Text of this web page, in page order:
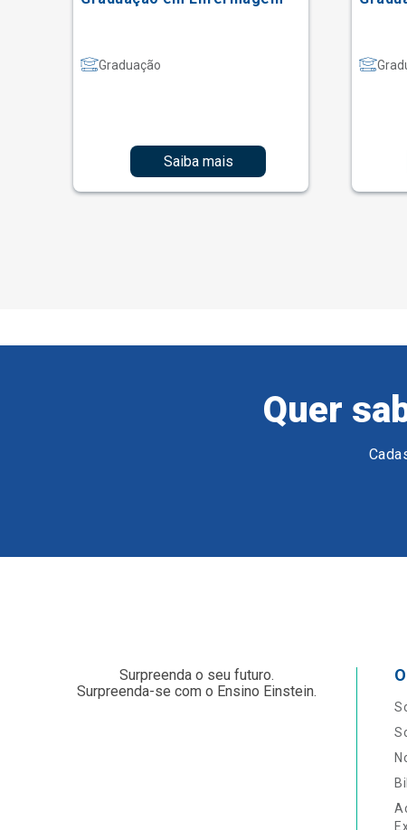
Graduação
Saiba mais
Quer
Surpreenda o seu futuro.
Surpreenda-se com o Ensino Einstein.